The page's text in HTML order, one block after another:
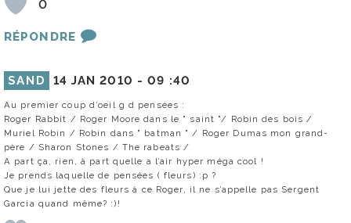
0
RÉPONDRE
SAND 14 JAN 2010 -09 :40
Au premier coup d’oeil g d pensées :
Roger Rabbit / Roger Moore dans le " saint "/ Robin des bois /
Muriel Robin / Robin dans " batman " / Roger Dumas mon grand-
père / Sharon Stones / The rabeats /
A part ça, rien, à part quelle a l’air hyper méga cool !
Je prends laquelle de pensées ( fleurs) :p ?
Que je lui jette des fleurs à ce Roger, il ne s’appelle pas Sergent
Garcia quand même? :)!